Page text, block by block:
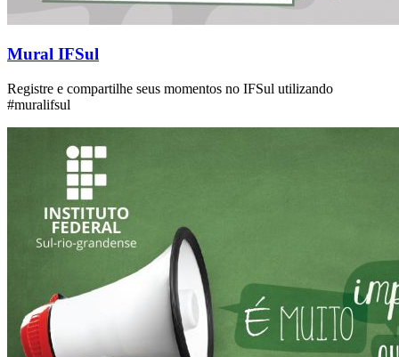
Mural IFSul
Registre e compartilhe seus momentos no IFSul utilizando
#muralifsul